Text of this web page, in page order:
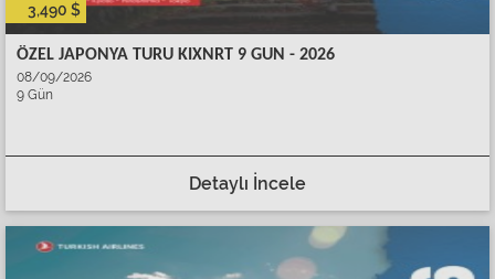
3,490 $
ÖZEL JAPONYA TURU KIXNRT 9 GUN - 2026
08/09/2026
9 Gün
Detaylı İncele